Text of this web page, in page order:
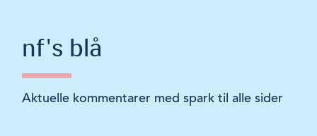
nf's blå
Aktuelle kommentarer med spark til alle sider